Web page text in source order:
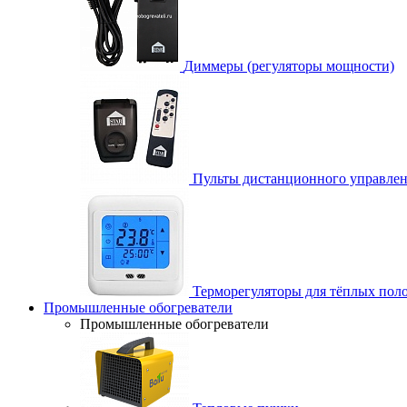
Диммеры (регуляторы мощности)
Пульты дистанционного
Терморегуляторы для тёплых
Промышленные обогреватели
Промышленные обогреватели